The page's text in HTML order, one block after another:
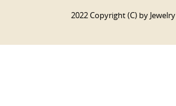
2022 Copyright (C) by Jewelry